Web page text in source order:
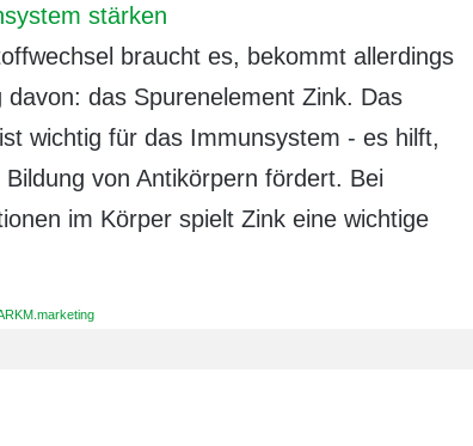
stärken
braucht es, bekommt allerdings
das Spurenelement Zink. Das
wichtig für das Immunsystem - es hilft,
von Antikörpern fördert. Bei
im Körper spielt Zink eine wichtige